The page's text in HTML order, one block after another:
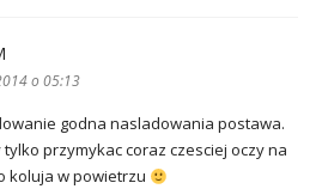
o 05:13
godna nasladowania postawa.
przymykac coraz czesciej oczy na
koluja w powietrzu